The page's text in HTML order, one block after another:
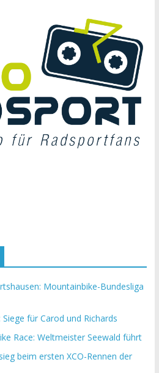
Mountainbike-Bundesliga
für Carod und Richards
Race: Weltmeister Seewald führt
beim ersten XCO-Rennen der